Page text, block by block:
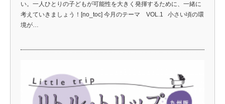
い。一人ひとりの子どもが可能性を大きく発揮するために、一緒に
考えていきましょう！[no_toc] 今月のテーマ VOL.1 小さい頃の環
境が…